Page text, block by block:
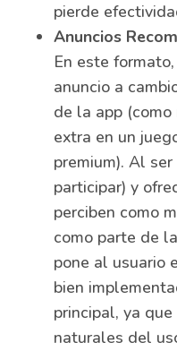
pierde
Anuncios
En este
anuncio a
de la app
extra en un
premium). Al
participar) y
perciben como
como parte de
pone al usuario
bien
principal, ya
naturales del